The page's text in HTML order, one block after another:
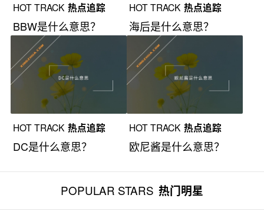
HOT TRACK 热点追踪
BBW是什么意思？
HOT TRACK 热点追踪
海后是什么意思？
HOT TRACK 热点追踪
DC是什么意思？
HOT TRACK 热点追踪
欧尼酱是什么意思？
POPULAR STARS 热门明星